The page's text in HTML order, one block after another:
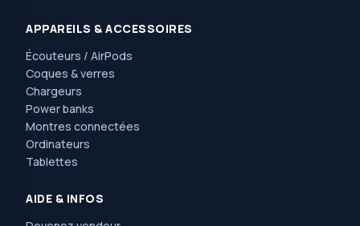
APPAREILS & ACCESSOIRES
Écouteurs / AirPods
Coques & verres
Chargeurs
Power banks
Montres connectées
Ordinateurs
Tablettes
AIDE & INFOS